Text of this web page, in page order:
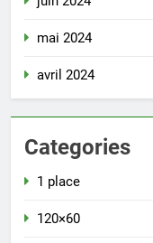
mai 2024
avril 2024
Categories
1 place
120×60